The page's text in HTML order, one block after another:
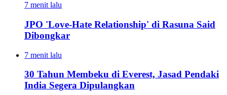
7 menit lalu
JPO 'Love-Hate Relationship' di Rasuna Said
Dibongkar
7 menit lalu
30 Tahun Membeku di Everest, Jasad Pendaki
India Segera Dipulangkan